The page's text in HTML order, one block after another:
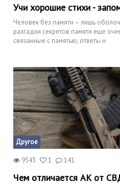
Учи хорошие стихи -
Человек без памяти – лишь
разгадки секретов памяти еще
связанные с памятью, ответы н
Другое
9543 1 141
Чем отличается АК от